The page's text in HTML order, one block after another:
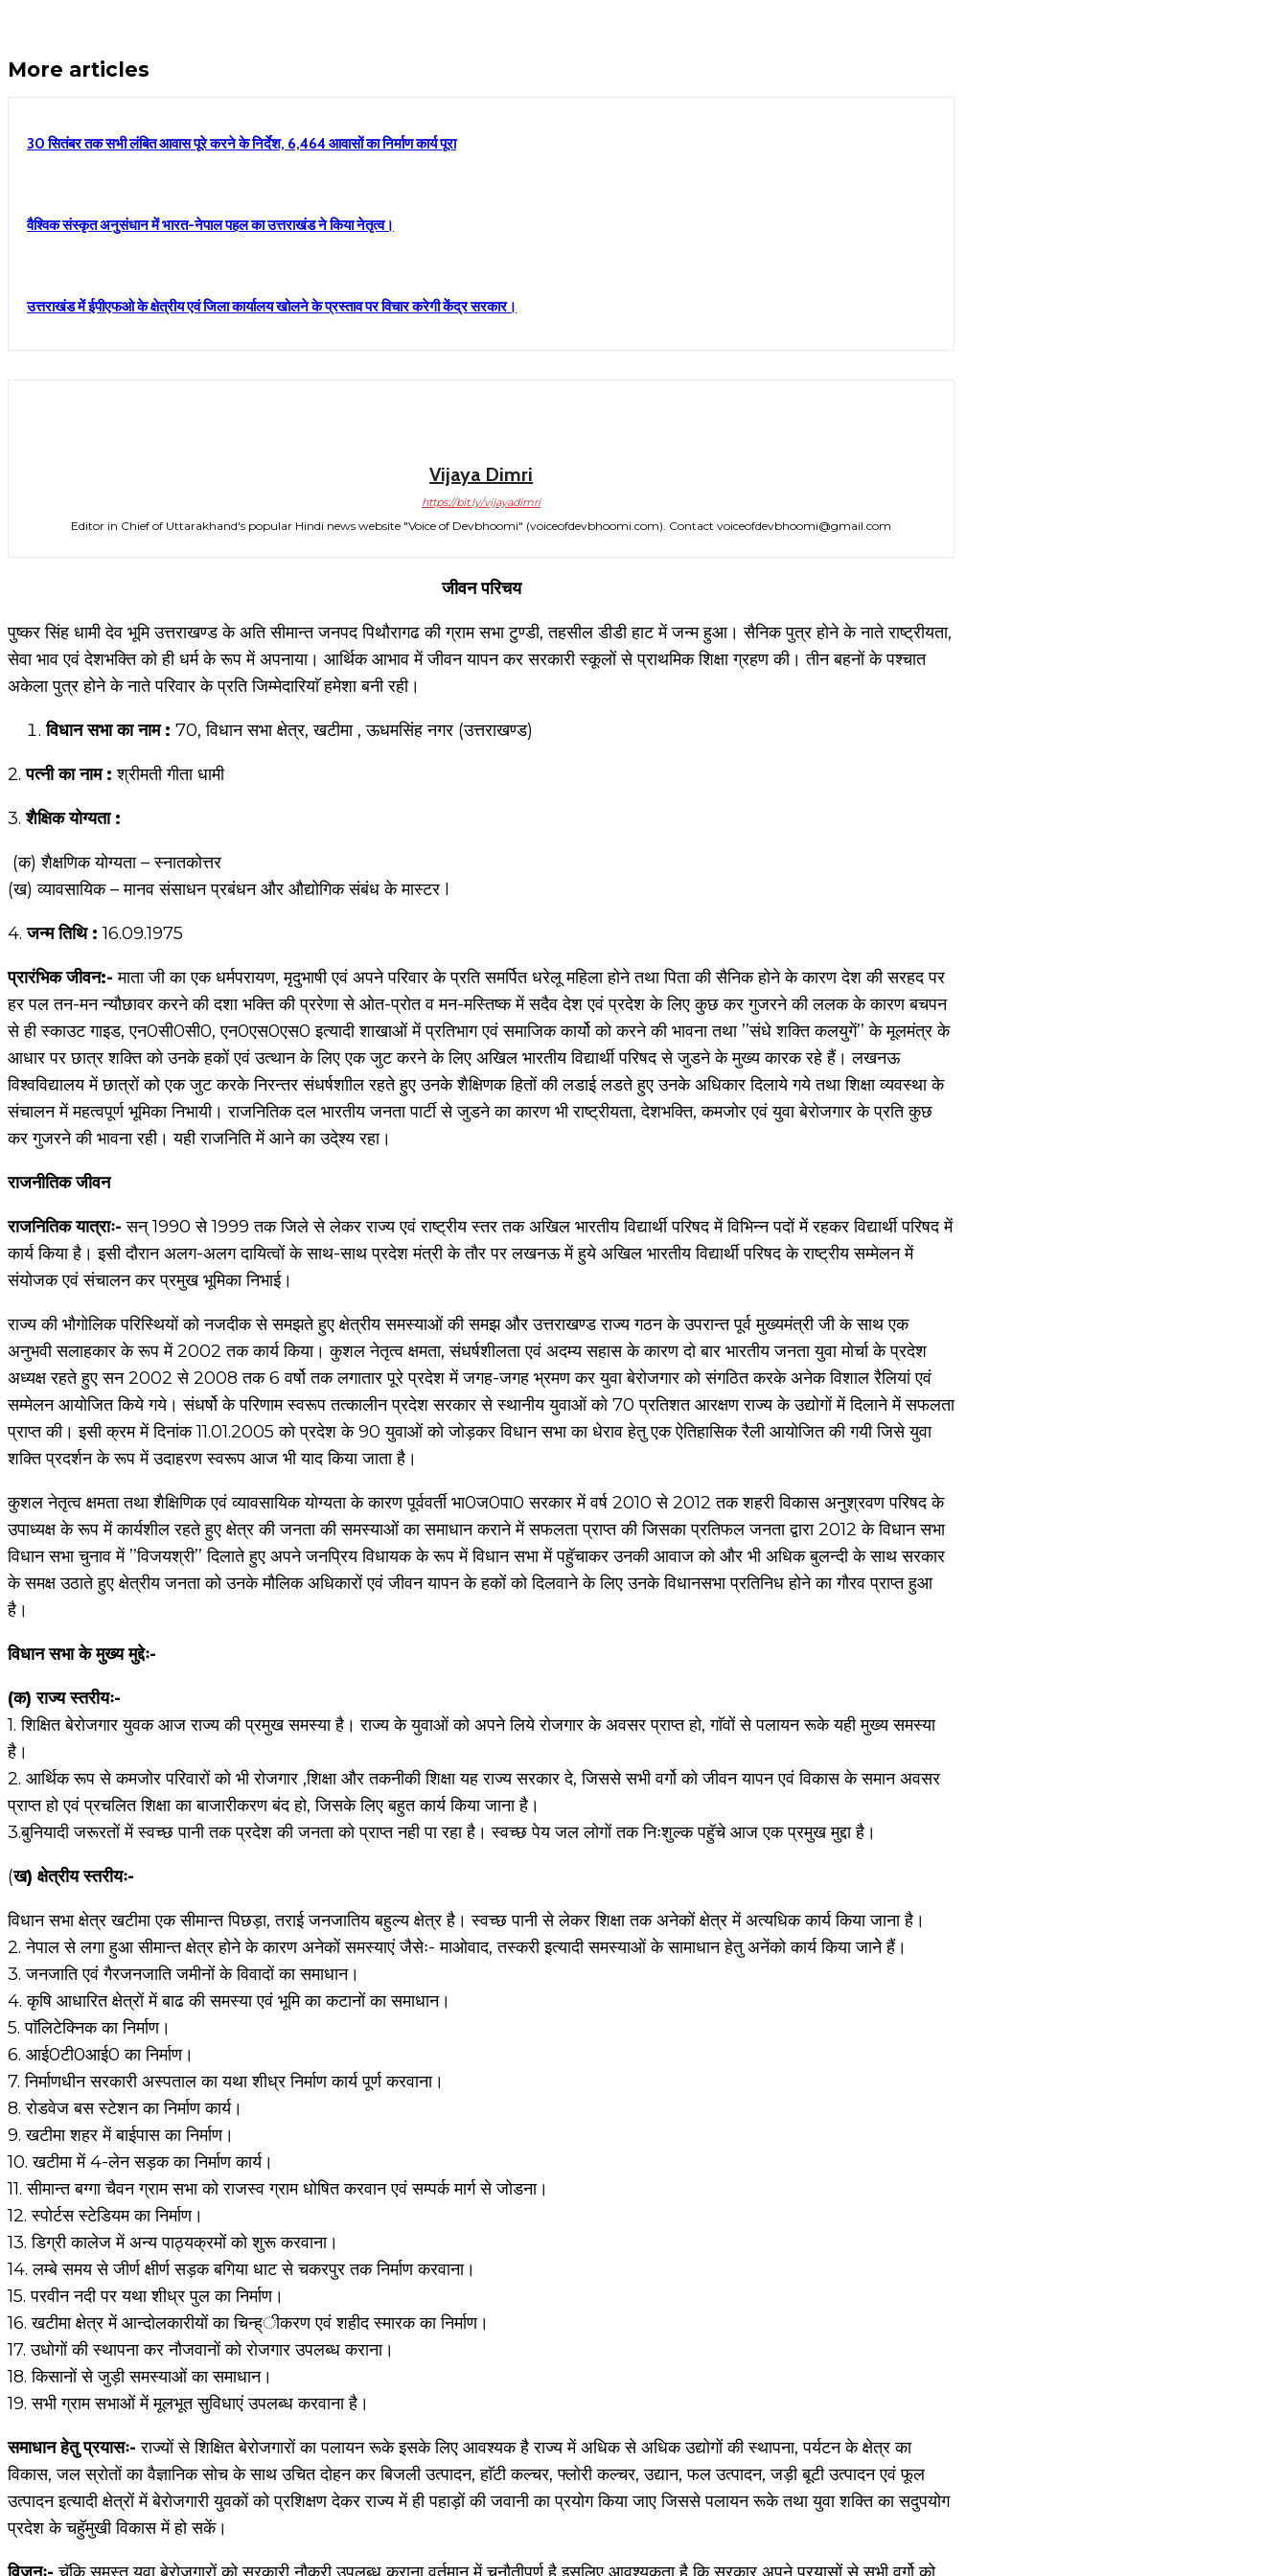
More articles
30 सितंबर तक सभी लंबित आवास पूरे करने के निर्देश, 6,464 आवासों का निर्माण कार्य पूरा
वैश्विक संस्कृत अनुसंधान में भारत-नेपाल पहल का उत्तराखंड ने किया नेतृत्व।
उत्तराखंड में ईपीएफओ के क्षेत्रीय एवं जिला कार्यालय खोलने के प्रस्ताव पर विचार करेगी केंद्र सरकार।
Vijaya Dimri
https://bit.ly/vijayadimri
Editor in Chief of Uttarakhand's popular Hindi news website "Voice of Devbhoomi" (voiceofdevbhoomi.com). Contact voiceofdevbhoomi@gmail.com
जीवन परिचय
पुष्कर सिंह धामी देव भूमि उत्तराखण्ड के अति सीमान्त जनपद पिथौरागढ की ग्राम सभा टुण्डी, तहसील डीडी हाट में जन्म हुआ। सैनिक पुत्र होने के नाते राष्ट्रीयता,
सेवा भाव एवं देशभक्ति को ही धर्म के रूप में अपनाया। आर्थिक आभाव में जीवन यापन कर सरकारी स्कूलों से प्राथमिक शिक्षा ग्रहण की। तीन बहनों के पश्चात
अकेला पुत्र होने के नाते परिवार के प्रति जिम्मेदारियाॅ हमेशा बनी रही।
विधानसभा का नाम : 70, विधान सभा क्षेत्र, खटीमा , ऊधमसिंह नगर (उत्तराखण्ड)
2. पत्नी का नाम : श्रीमती गीता धामी
3.शैक्षिक योग्यता :
(क) शैक्षणिक योग्यता – स्नातकोत्तर
(ख) व्यावसायिक – मानव संसाधन प्रबंधन और औद्योगिक संबंध के मास्टर I
4.जन्म तिथि : 16.09.1975
प्रारंभिक जीवन:- माता जी का एक धर्मपरायण, मृदुभाषी एवं अपने परिवार के प्रति समर्पित धरेलू महिला होने तथा पिता की सैनिक होने के कारण देश की सरहद पर
हर पल तन-मन न्यौछावर करने की दशा भक्ति की प्ररेणा से ओत-प्रोत व मन-मस्तिष्क में सदैव देश एवं प्रदेश के लिए कुछ कर गुजरने की ललक के कारण बचपन
से ही स्काउट गाइड, एन0सी0सी0, एन0एस0एस0 इत्यादी शाखाओं में प्रतिभाग एवं समाजिक कार्यो को करने की भावना तथा ’’संधे शक्ति कलयुगें’’ के मूलमंत्र के
आधार पर छात्र शक्ति को उनके हकों एवं उत्थान के लिए एक जुट करने के लिए अखिल भारतीय विद्यार्थी परिषद से जुडने के मुख्य कारक रहे हैं। लखनऊ
विश्वविद्यालय में छात्रों को एक जुट करके निरन्तर संधर्षशाील रहते हुए उनके शैक्षिणक हितों की लडाई लडते हुए उनके अधिकार दिलाये गये तथा शिक्षा व्यवस्था के
संचालन में महत्वपूर्ण भूमिका निभायी। राजनितिक दल भारतीय जनता पार्टी से जुडने का कारण भी राष्ट्रीयता, देशभक्ति, कमजोर एवं युवा बेरोजगार के प्रति कुछ
कर गुजरने की भावना रही। यही राजनिति में आने का उदे्श्य रहा।
राजनीतिक जीवन
राजनितिक यात्राः- सन् 1990 से 1999 तक जिले से लेकर राज्य एवं राष्ट्रीय स्तर तक अखिल भारतीय विद्यार्थी परिषद में विभिन्न पदों में रहकर विद्यार्थी परिषद में
कार्य किया है। इसी दौरान अलग-अलग दायित्वों के साथ-साथ प्रदेश मंत्री के तौर पर लखनऊ में हुये अखिल भारतीय विद्यार्थी परिषद के राष्ट्रीय सम्मेलन में
संयोजक एवं संचालन कर प्रमुख भूमिका निभाई।
राज्य की भौगोलिक परिस्थियों को नजदीक से समझते हुए क्षेत्रीय समस्याओं की समझ और उत्तराखण्ड राज्य गठन के उपरान्त पूर्व मुख्यमंत्री जी के साथ एक
अनुभवी सलाहकार के रूप में 2002 तक कार्य किया। कुशल नेतृत्व क्षमता, संधर्षशीलता एवं अदम्य सहास के कारण दो बार भारतीय जनता युवा मोर्चा के प्रदेश
अध्यक्ष रहते हुए सन 2002 से 2008 तक 6 वर्षो तक लगातार पूरे प्रदेश में जगह-जगह भ्रमण कर युवा बेरोजगार को संगठित करके अनेक विशाल रैलियां एवं
सम्मेलन आयोजित किये गये। संधर्षो के परिणाम स्वरूप तत्कालीन प्रदेश सरकार से स्थानीय युवाओं को 70 प्रतिशत आरक्षण राज्य के उद्योगों में दिलाने में सफलता
प्राप्त की। इसी क्रम में दिनांक 11.01.2005 को प्रदेश के 90 युवाओं को जोड़कर विधान सभा का धेराव हेतु एक ऐतिहासिक रैली आयोजित की गयी जिसे युवा
शक्ति प्रदर्शन के रूप में उदाहरण स्वरूप आज भी याद किया जाता है।
कुशल नेतृत्व क्षमता तथा शैक्षिणिक एवं व्यावसायिक योग्यता के कारण पूर्ववर्ती भा0ज0पा0 सरकार में वर्ष 2010 से 2012 तक शहरी विकास अनुश्रवण परिषद के
उपाध्यक्ष के रूप में कार्यशील रहते हुए क्षेत्र की जनता की समस्याओं का समाधान कराने में सफलता प्राप्त की जिसका प्रतिफल जनता द्वारा 2012 के विधान सभा
विधान सभा चुनाव में ’’विजयश्री’’ दिलाते हुए अपने जनप्रिय विधायक के रूप में विधान सभा में पहुॅचाकर उनकी आवाज को और भी अधिक बुलन्दी के साथ सरकार
के समक्ष उठाते हुए क्षेत्रीय जनता को उनके मौलिक अधिकारों एवं जीवन यापन के हकों को दिलवाने के लिए उनके विधानसभा प्रतिनिध होने का गौरव प्राप्त हुआ
है।
विधान सभा के मुख्य मुद्देः-
(क) राज्य स्तरीयः-
1. शिक्षित बेरोजगार युवक आज राज्य की प्रमुख समस्या है। राज्य के युवाओं को अपने लिये रोजगार के अवसर प्राप्त हो, गाॅवों से पलायन रूके यही मुख्य समस्या
है।
2. आर्थिक रूप से कमजोर परिवारों को भी रोजगार ,शिक्षा और तकनीकी शिक्षा यह राज्य सरकार दे, जिससे सभी वर्गो को जीवन यापन एवं विकास के समान अवसर
प्राप्त हो एवं प्रचलित शिक्षा का बाजारीकरण बंद हो, जिसके लिए बहुत कार्य किया जाना है।
3.बुनियादी जरूरतों में स्वच्छ पानी तक प्रदेश की जनता को प्राप्त नही पा रहा है। स्वच्छ पेय जल लोगों तक निःशुल्क पहुॅचे आज एक प्रमुख मुद्दा है।
(ख) क्षेत्रीय स्तरीयः-
विधान सभा क्षेत्र खटीमा एक सीमान्त पिछड़ा, तराई जनजातिय बहुल्य क्षेत्र है। स्वच्छ पानी से लेकर शिक्षा तक अनेकों क्षेत्र में अत्यधिक कार्य किया जाना है।
2. नेपाल से लगा हुआ सीमान्त क्षेत्र होने के कारण अनेकों समस्याएं जैसेः- माओवाद, तस्करी इत्यादी समस्याओं के सामाधान हेतु अनेंको कार्य किया जानेे हैं।
3. जनजाति एवं गैरजनजाति जमीनों के विवादों का समाधान।
4. कृषि आधारित क्षेत्रों में बाढ की समस्या एवं भूमि का कटानों का समाधान।
5. पाॅलिटेक्निक का निर्माण।
6. आई0टी0आई0 का निर्माण।
7. निर्माणधीन सरकारी अस्पताल का यथा शीध्र निर्माण कार्य पूर्ण करवाना।
8. रोडवेज बस स्टेशन का निर्माण कार्य।
9. खटीमा शहर में बाईपास का निर्माण।
10. खटीमा में 4-लेन सड़क का निर्माण कार्य।
11. सीमान्त बग्गा चैवन ग्राम सभा को राजस्व ग्राम धोषित करवान एवं सम्पर्क मार्ग से जोडना।
12. स्पोर्टस स्टेडियम का निर्माण।
13. डिग्री कालेज में अन्य पाठ्यक्रमों को शुरू करवाना।
14. लम्बे समय से जीर्ण क्षीर्ण सड़क बगिया धाट से चकरपुर तक निर्माण करवाना।
15. परवीन नदी पर यथा शीध्र पुल का निर्माण।
16. खटीमा क्षेत्र में आन्दोलकारीयों का चिन्ह्ीकरण एवं शहीद स्मारक का निर्माण।
17. उधोगों की स्थापना कर नौजवानों को रोजगार उपलब्ध कराना।
18. किसानों से जुड़ी समस्याओं का समाधान।
19. सभी ग्राम सभाओं में मूलभूत सुविधाएं उपलब्ध करवाना है।
समाधान हेतु प्रयासः-राज्यों से शिक्षित बेरोजगारों का पलायन रूके इसके लिए आवश्यक है राज्य में अधिक से अधिक उद्योगों की स्थापना, पर्यटन के क्षेत्र का
विकास, जल स्रोतों का वैज्ञानिक सोच के साथ उचित दोहन कर बिजली उत्पादन, हाॅटी कल्चर, फ्लोरी कल्चर, उद्यान, फल उत्पादन, जड़ी बूटी उत्पादन एवं फूल
उत्पादन इत्यादी क्षेत्रों में बेरोजगारी युवकों को प्रशिक्षण देकर राज्य में ही पहाड़ों की जवानी का प्रयोग किया जाए जिससे पलायन रूके तथा युवा शक्ति का सदुपयोग
प्रदेश के चहुॅमुखी विकास में हो सकें।